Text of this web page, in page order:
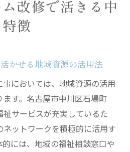
改修で活きる中
徴
かせる地域資源の活用法
においては、地域資源の活用
す。名古屋市中川区石場町
サービスが充実しているた
ットワークを積極的に活用す
には、地域の福祉相談窓口や